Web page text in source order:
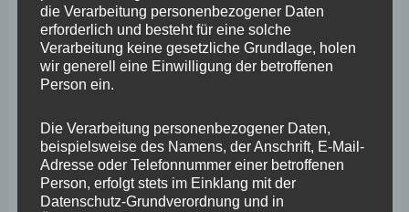
anderem am Herzen, die Gräben in der Gesellschaft zu
schließen und die Bürger wieder zu mehr Zusammenhalt
zu ermutigen. Demokratie braucht Auswahl, ich biete die
„Dr. Gebauer ist unsere Antwort an das bürgerliche Lager
auf die Schwäche der Union, keine eigene Kandidatin zu
die Verarbeitung personenbezogener Daten
erforderlich und besteht für eine solche
Verarbeitung keine gesetzliche Grundlage, holen
wir generell eine Einwilligung der betroffenen
Person ein.
Die Verarbeitung personenbezogener Daten,
beispielsweise des Namens, der Anschrift, E-Mail-
Adresse oder Telefonnummer einer betroffenen
Person, erfolgt stets im Einklang mit der
Datenschutz-Grundverordnung und in